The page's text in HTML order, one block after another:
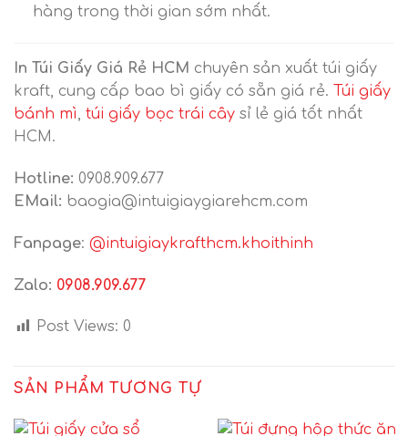
hàng trong thời gian sớm nhất.
In Túi Giấy Giá Rẻ HCM chuyên sản xuất túi giấy
kraft, cung cấp bao bì giấy có sẵn giá rẻ. Túi giấy
bánh mì, túi giấy bọc trái cây sỉ lẻ giá tốt nhất
HCM.
Hotline: 0908.909.677
EMail: baogia@intuigiaygiarehcm.com
Fanpage: @intuigiaykrafthcm.khoithinh
Zalo: 0908.909.677
Post Views: 0
SẢN PHẨM TƯƠNG TỰ